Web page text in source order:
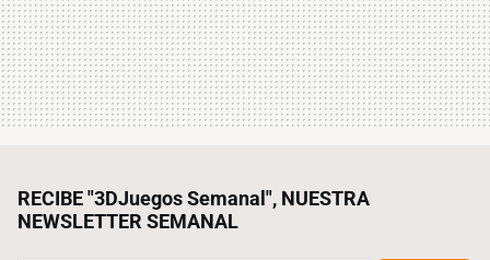
RECIBE "3DJuegos Semanal", NUESTRA
NEWSLETTER SEMANAL